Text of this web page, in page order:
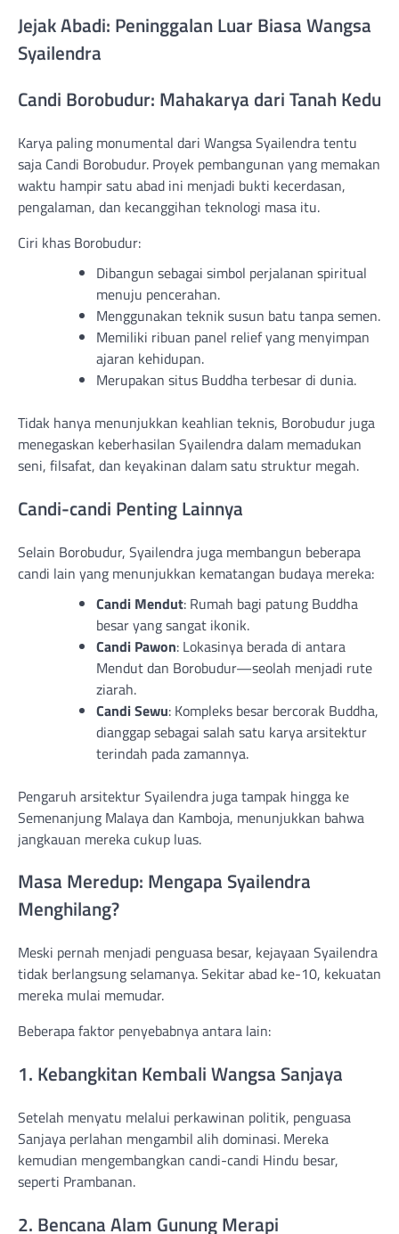
Jejak Abadi: Peninggalan Luar Biasa Wangsa
Syailendra
Candi Borobudur: Mahakarya dari Tanah Kedu
Karya paling monumental dari Wangsa Syailendra tentu
saja Candi Borobudur. Proyek pembangunan yang memakan
waktu hampir satu abad ini menjadi bukti kecerdasan,
pengalaman, dan kecanggihan teknologi masa itu.
Ciri khas Borobudur:
Dibangun sebagai simbol perjalanan spiritual
menuju pencerahan.
Menggunakan teknik susun batu tanpa semen.
Memiliki ribuan panel relief yang menyimpan
ajaran kehidupan.
Merupakan situs Buddha terbesar di dunia.
Tidak hanya menunjukkan keahlian teknis, Borobudur juga
menegaskan keberhasilan Syailendra dalam memadukan
seni, filsafat, dan keyakinan dalam satu struktur megah.
Candi-candi Penting Lainnya
Selain Borobudur, Syailendra juga membangun beberapa
candi lain yang menunjukkan kematangan budaya mereka:
Candi Mendut: Rumah bagi patung Buddha
besar yang sangat ikonik.
Candi Pawon: Lokasinya berada di antara
Mendut dan Borobudur—seolah menjadi rute
ziarah.
Candi Sewu: Kompleks besar bercorak Buddha,
dianggap sebagai salah satu karya arsitektur
terindah pada zamannya.
Pengaruh arsitektur Syailendra juga tampak hingga ke
Semenanjung Malaya dan Kamboja, menunjukkan bahwa
jangkauan mereka cukup luas.
Masa Meredup: Mengapa Syailendra
Menghilang?
Meski pernah menjadi penguasa besar, kejayaan Syailendra
tidak berlangsung selamanya. Sekitar abad ke-10, kekuatan
mereka mulai memudar.
Beberapa faktor penyebabnya antara lain:
1. Kebangkitan Kembali Wangsa Sanjaya
Setelah menyatu melalui perkawinan politik, penguasa
Sanjaya perlahan mengambil alih dominasi. Mereka
kemudian mengembangkan candi-candi Hindu besar,
seperti Prambanan.
2. Bencana Alam Gunung Merapi